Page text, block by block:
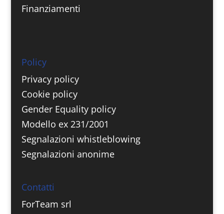
Finanziamenti
Policy
Privacy policy
Cookie policy
Gender Equality policy
Modello ex 231/2001
Segnalazioni whistleblowing
Segnalazioni anonime
Contatti
ForTeam srl